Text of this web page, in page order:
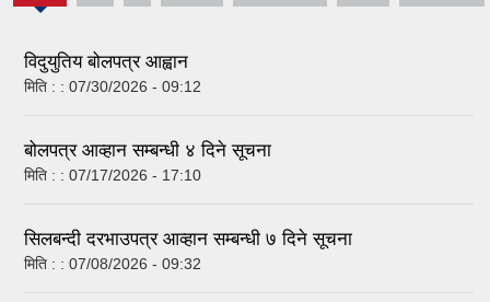
tab)
विदुयुतिय बोलपत्र आह्वान
मिति : : 07/30/2026 - 09:12
बोलपत्र आव्हान सम्बन्धी ४ दिने सूचना
मिति : : 07/17/2026 - 17:10
सिलबन्दी दरभाउपत्र आव्हान सम्बन्धी ७ दिने सूचना
मिति : : 07/08/2026 - 09:32